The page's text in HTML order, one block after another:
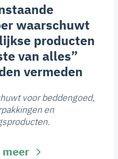
waarschuwt
producten
van alles”
vermeden
voor beddengoed,
en
meer